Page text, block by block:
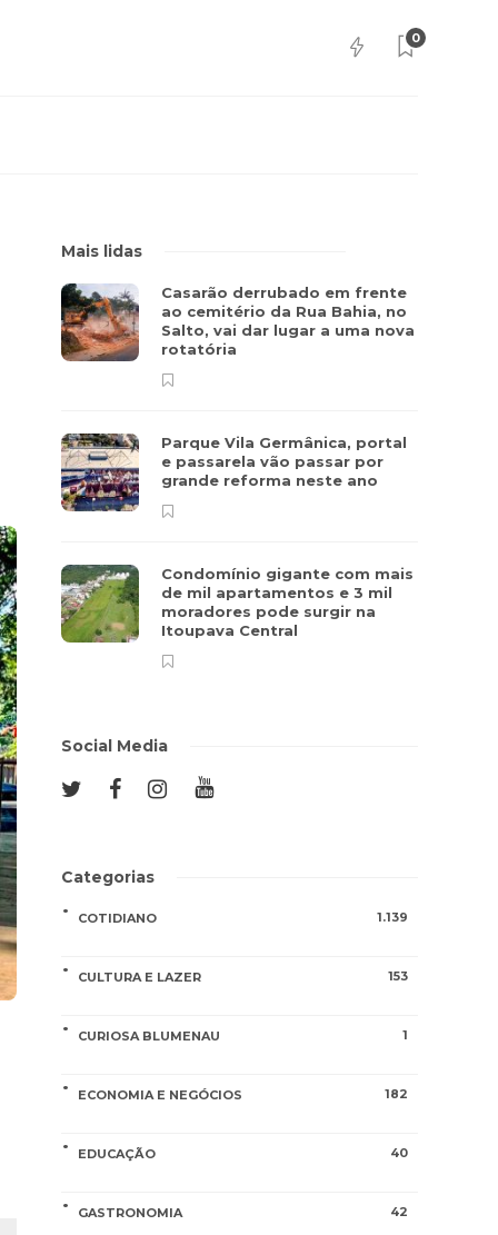
0
Mais lidas
Casarão derrubado em frente
ao cemitério da Rua Bahia, no
Salto, vai dar lugar a uma nova
rotatória
Parque Vila Germânica, portal
e passarela vão passar por
grande reforma neste ano
Condomínio gigante com mais
de mil apartamentos e 3 mil
moradores pode surgir na
Itoupava Central
Social Media
Categorias
COTIDIANO 1.139
CULTURA E LAZER 153
CURIOSA BLUMENAU 1
ECONOMIA E NEGÓCIOS 182
EDUCAÇÃO 40
GASTRONOMIA 42